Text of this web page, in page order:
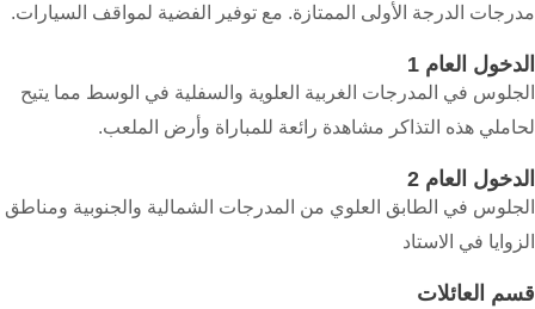
مدرجات الدرجة الأولى الممتازة. مع توفير الفضية لمواقف السيارات.
الدخول العام 1
الجلوس في المدرجات الغربية العلوية والسفلية في الوسط مما يتيح
لحاملي هذه التذاكر مشاهدة رائعة للمباراة وأرض الملعب.
الدخول العام 2
الجلوس في الطابق العلوي من المدرجات الشمالية والجنوبية ومناطق
الزوايا في الاستاد
قسم العائلات